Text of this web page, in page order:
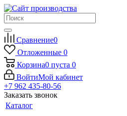
Сравнение0
Отложенные 0
Корзина0 пуста 0
ВойтиМой кабинет
+7 962 435-80-56
Заказать звонок
Каталог